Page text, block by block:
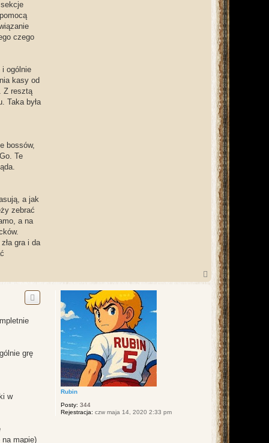
czego
i ogólnie
kasy od
Z resztą
Taka była
bossów,
Te
a jak
zebrać
a na
gra i da
Rubin
Posty: 344
Rejestracja: czw maja 14, 2020 2:33 pm
grę
w
mapie)